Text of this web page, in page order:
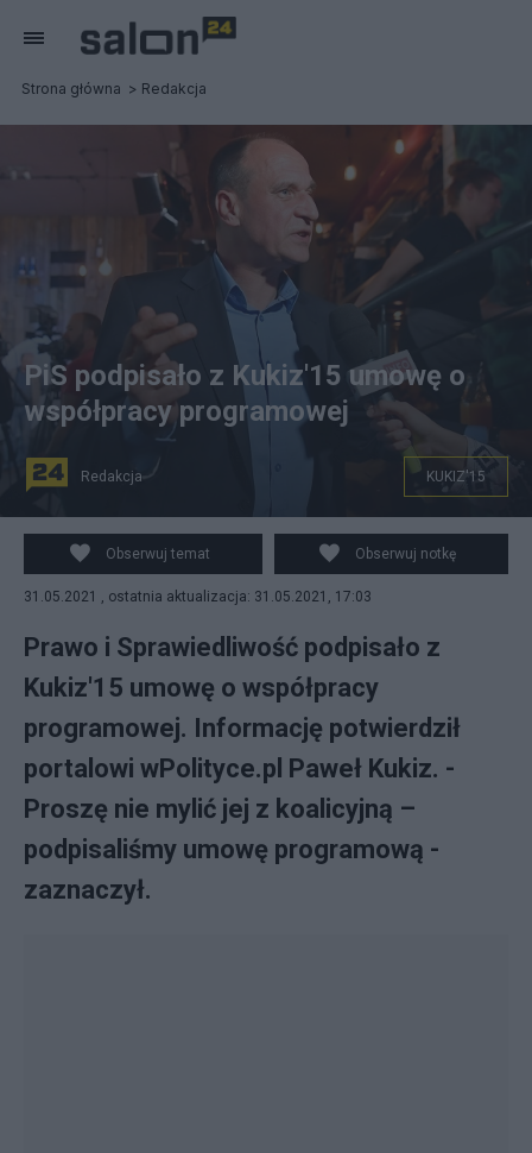
Strona główna Redakcja
Paweł Kukiz, lider Kukiz'15. Fot. PAP
PiS podpisało z Kukiz'15 umowę o
współpracy programowej
Redakcja KUKIZ'15
Obserwuj temat Obserwuj notkę
31.05.2021 , ostatnia aktualizacja: 31.05.2021, 17:03
Prawo i Sprawiedliwość podpisało z
Kukiz'15 umowę o współpracy
programowej. Informację potwierdził
portalowi wPolityce.pl Paweł Kukiz. -
Proszę nie mylić jej z koalicyjną –
podpisaliśmy umowę programową -
zaznaczył.